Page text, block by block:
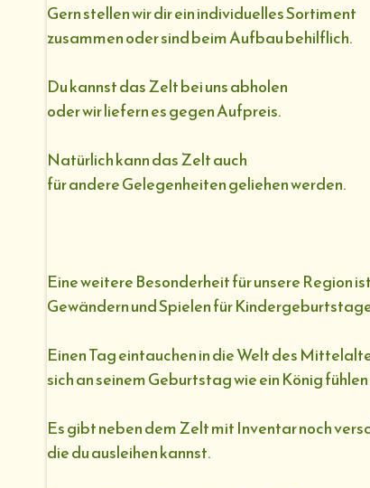
Gern stellen wir dir ein individuelles Sortiment
zusammen oder sind beim Aufbau behilflich.
Du kannst das Zelt bei uns abholen
oder wir liefern es gegen Aufpreis.
Natürlich kann das Zelt auch
für andere Gelegenheiten geliehen werden.
Eine weitere Besonderheit für unsere Region
Gewändern und Spielen für
Einen Tag eintauchen in die Welt des
sich an seinem Geburtstag wie ein König
Es gibt neben dem Zelt mit Inventar noch
die du ausleihen kannst.